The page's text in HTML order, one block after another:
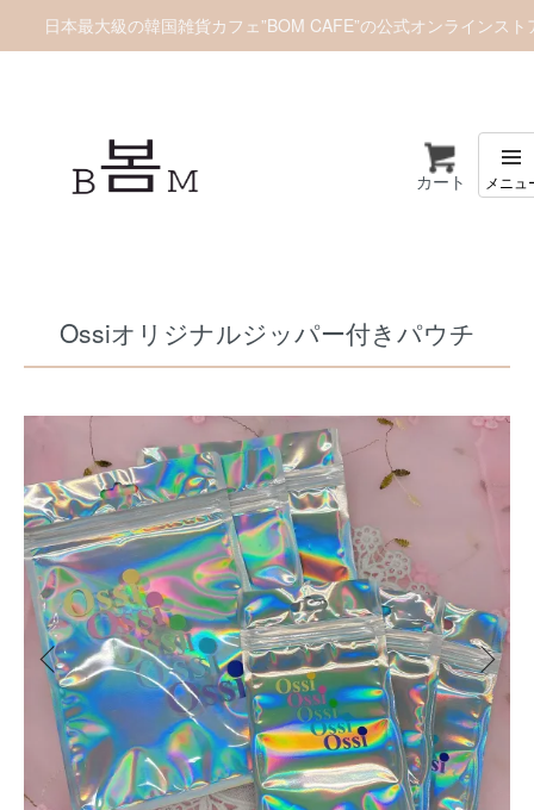
日本最大級の韓国雑貨カフェ”BOM CAFE”の公式オンラインスト
カート
Ossiオリジナルジッパー付きパウチ